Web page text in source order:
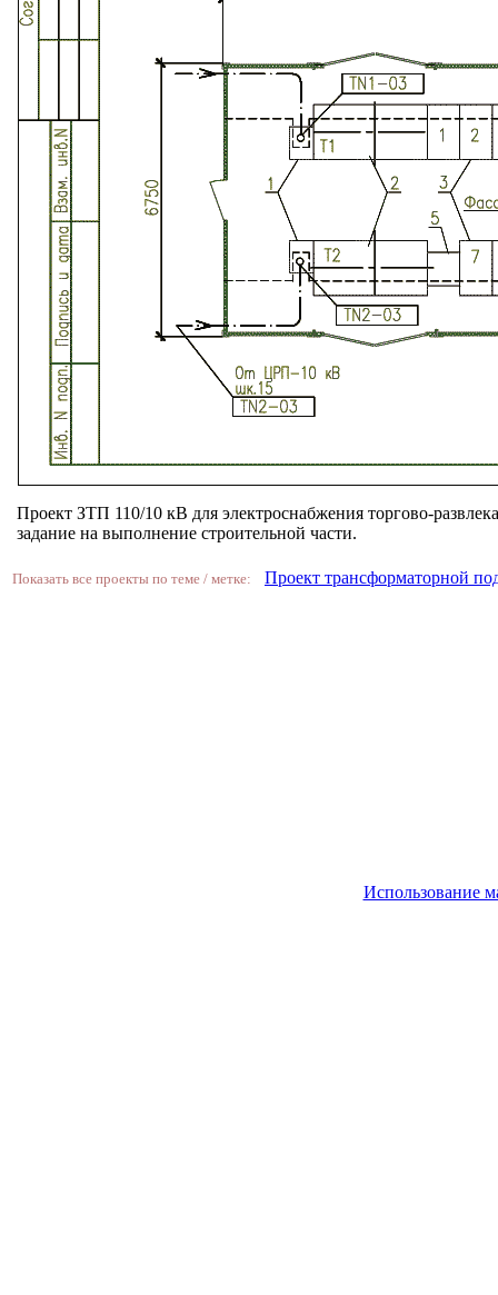
Проект ЗТП 110/10 кВ для электроснабжения торгово-
задание на выполнение строительной части.
Показать все проекты по теме / метке: Проект трансформаторной
Использование